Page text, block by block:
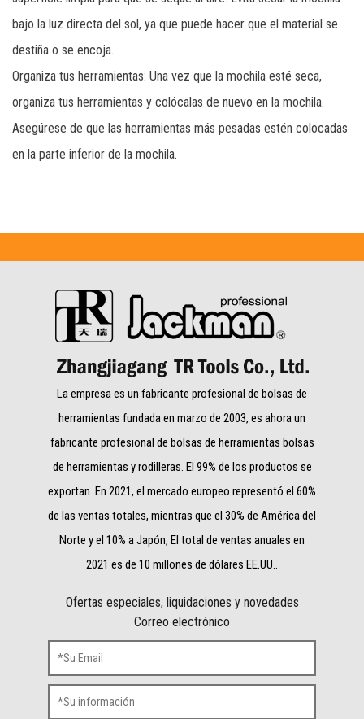
bajo la luz directa del sol, ya que puede hacer que el material se
destiña o se encoja.
Organiza tus herramientas: Una vez que la mochila esté seca,
organiza tus herramientas y colócalas de nuevo en la mochila.
Asegúrese de que las herramientas más pesadas estén colocadas
en la parte inferior de la mochila.
La empresa es un fabricante profesional de bolsas de
herramientas fundada en marzo de 2003, es ahora un
fabricante profesional de bolsas de herramientas bolsas
de herramientas y rodilleras. El 99% de los productos se
exportan. En 2021, el mercado europeo representó el 60%
de las ventas totales, mientras que el 30% de América del
Norte y el 10% a Japón, El total de ventas anuales en
2021 es de 10 millones de dólares EE.UU..
Ofertas especiales, liquidaciones y novedades
Correo electrónico